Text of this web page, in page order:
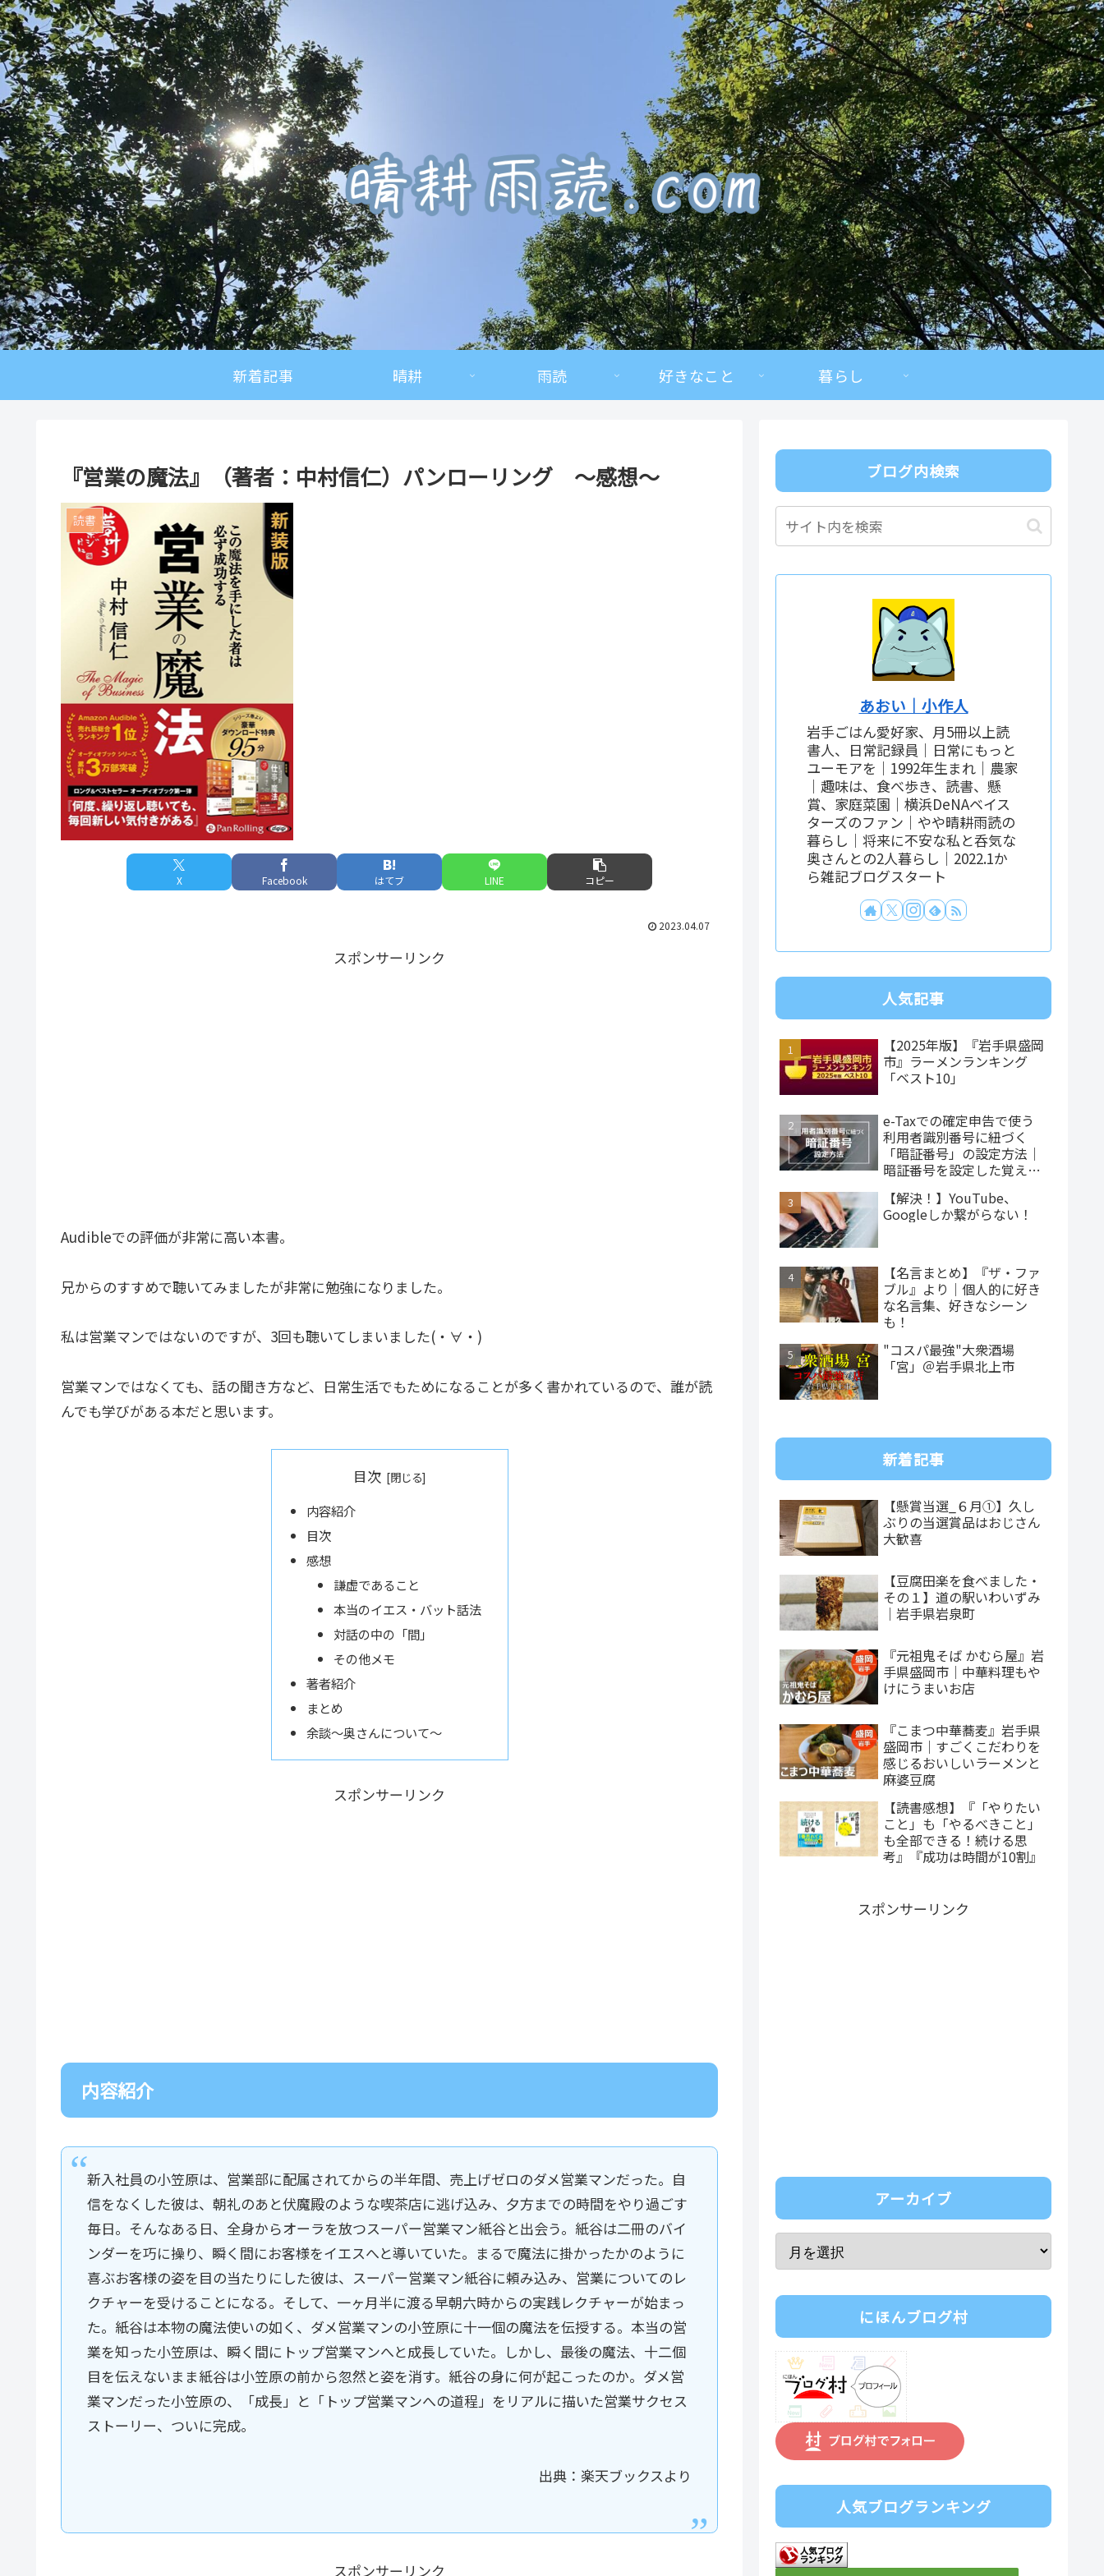
新着記事 晴耕 雨読 好きなこと 暮らし
『営業の魔法』（著者：中村信仁）パンローリング ～感想～
読書
X Facebook はてブ LINE コピー
2023.04.07
スポンサーリンク
Audibleでの評価が非常に高い本書。
兄からのすすめで聴いてみましたが非常に勉強になりました。
私は営業マンではないのですが、3回も聴いてしまいました(・∀・)
営業マンではなくても、話の聞き方など、日常生活でもためになることが多く書かれているので、誰が読
んでも学びがある本だと思います。
目次
内容紹介
目次
感想
謙虚であること
本当のイエス・バット話法
対話の中の「間」
その他メモ
著者紹介
まとめ
余談～奥さんについて～
スポンサーリンク
内容紹介
新入社員の小笠原は、営業部に配属されてからの半年間、売上げゼロのダメ営業マンだった。自
信をなくした彼は、朝礼のあと伏魔殿のような喫茶店に逃げ込み、夕方までの時間をやり過ごす
毎日。そんなある日、全身からオーラを放つスーパー営業マン紙谷と出会う。紙谷は二冊のバイ
ンダーを巧に操り、瞬く間にお客様をイエスへと導いていた。まるで魔法に掛かったかのように
喜ぶお客様の姿を目の当たりにした彼は、スーパー営業マン紙谷に頼み込み、営業についてのレ
クチャーを受けることになる。そして、一ヶ月半に渡る早朝六時からの実践レクチャーが始まっ
た。紙谷は本物の魔法使いの如く、ダメ営業マンの小笠原に十一個の魔法を伝授する。本当の営
業を知った小笠原は、瞬く間にトップ営業マンへと成長していた。しかし、最後の魔法、十二個
目を伝えないまま紙谷は小笠原の前から忽然と姿を消す。紙谷の身に何が起こったのか。ダメ営
業マンだった小笠原の、「成長」と「トップ営業マンへの道程」をリアルに描いた営業サクセス
ストーリー、ついに完成。
出典：楽天ブックスより
スポンサーリンク
ブログ内検索
あおい｜小作人
岩手ごはん愛好家、月5冊以上読
書人、日常記録員｜日常にもっと
ユーモアを｜1992年生まれ｜農家
｜趣味は、食べ歩き、読書、懸
賞、家庭菜園｜横浜DeNAベイス
ターズのファン｜やや晴耕雨読の
暮らし｜将来に不安な私と呑気な
奥さんとの2人暮らし｜2022.1か
ら雑記ブログスタート
人気記事
【2025年版】『岩手県盛岡
市』ラーメンランキング
「ベスト10」
e-Taxでの確定申告で使う
利用者識別番号に紐づく
「暗証番号」の設定方法｜
暗証番号を設定した覚えが
【解決！】YouTube、
Googleしか繋がらない！
【名言まとめ】『ザ・ファ
ブル』より｜個人的に好き
な名言集、好きなシーン
も！
"コスパ最強"大衆酒場
「宮」＠岩手県北上市
新着記事
【懸賞当選_６月①】久し
ぶりの当選賞品はおじさん
大歓喜
【豆腐田楽を食べました・
その１】道の駅いわいずみ
｜岩手県岩泉町
『元祖鬼そば かむら屋』岩
手県盛岡市｜中華料理もや
けにうまいお店
『こまつ中華蕎麦』岩手県
盛岡市｜すごくこだわりを
感じるおいしいラーメンと
麻婆豆腐
【読書感想】『「やりたい
こと」も「やるべきこと」
も全部できる！続ける思
考』『成功は時間が10割』
スポンサーリンク
アーカイブ
にほんブログ村
人気ブログランキング